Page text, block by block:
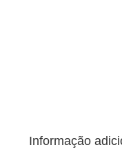
Informação